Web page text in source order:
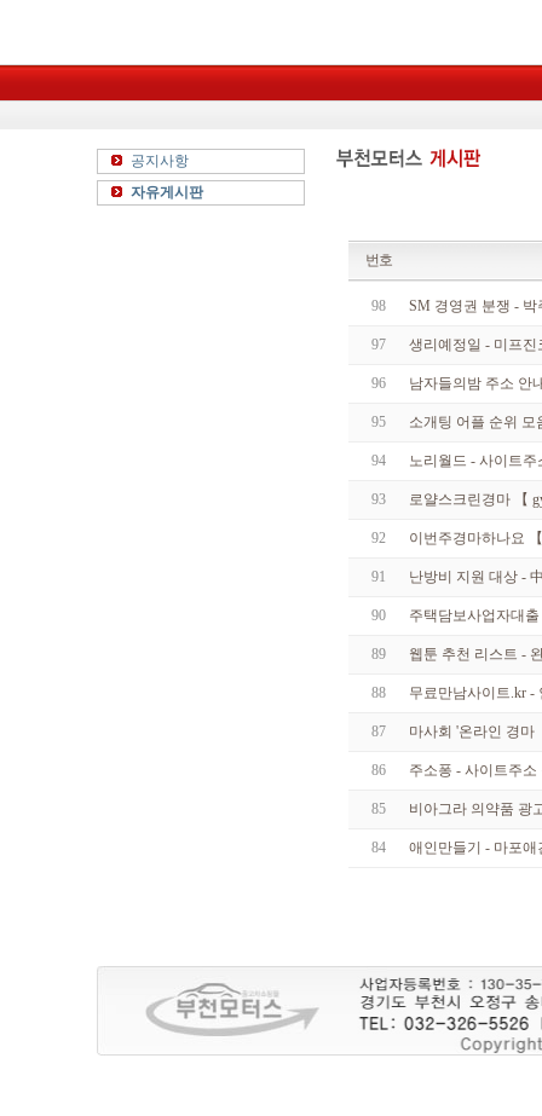
공지사항
자유게시판
번호
98 SM 경영권 분쟁 -
97 생리예정일 - 미프
96 남자들의밤 주소 안
95 소개팅 어플 순위 모
94 노리월드 - 사이트
93 로얄스크린경마 【
92 이번주경마하나요
91 난방비 지원 대상 -
90 주택담보사업자대
89 웹툰 추천 리스트 -
88 무료만남사이트.kr -
87 마사회 '온라인 경마
86 주소퐁 - 사이트주
85 비아그라 의약품 광
84 애인만들기 - 마­포­애­